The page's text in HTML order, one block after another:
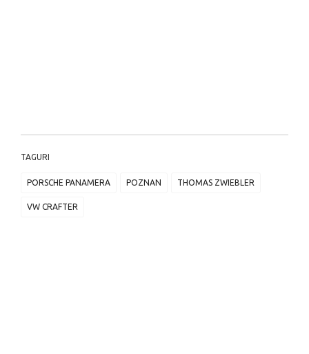
TAGURI
PORSCHE PANAMERA POZNAN THOMAS ZWIEBLER
VW CRAFTER